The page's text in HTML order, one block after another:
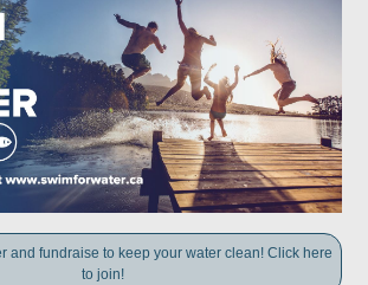
and fundraise to keep your water clean! Click here
to join!